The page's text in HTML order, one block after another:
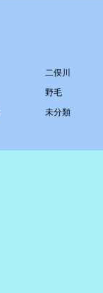
二俣川
野毛
未分類